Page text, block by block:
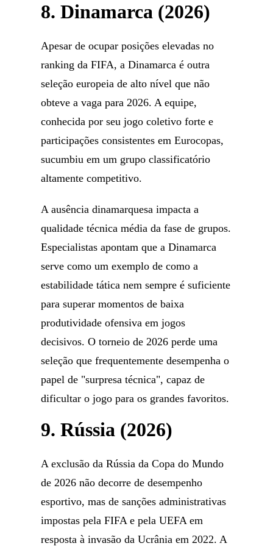
8. Dinamarca (2026)
Apesar de ocupar posições elevadas no
ranking da FIFA, a Dinamarca é outra
seleção europeia de alto nível que não
obteve a vaga para 2026. A equipe,
conhecida por seu jogo coletivo forte e
participações consistentes em Eurocopas,
sucumbiu em um grupo classificatório
altamente competitivo.
A ausência dinamarquesa impacta a
qualidade técnica média da fase de grupos.
Especialistas apontam que a Dinamarca
serve como um exemplo de como a
estabilidade tática nem sempre é suficiente
para superar momentos de baixa
produtividade ofensiva em jogos
decisivos. O torneio de 2026 perde uma
seleção que frequentemente desempenha o
papel de "surpresa técnica", capaz de
dificultar o jogo para os grandes favoritos.
9. Rússia (2026)
A exclusão da Rússia da Copa do Mundo
de 2026 não decorre de desempenho
esportivo, mas de sanções administrativas
impostas pela FIFA e pela UEFA em
resposta à invasão da Ucrânia em 2022. A